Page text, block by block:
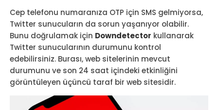
Cep telefonu numaranıza OTP için SMS gelmiyorsa,
Twitter sunucuların da sorun yaşanıyor olabilir.
Bunu doğrulamak için Downdetector kullanarak
Twitter sunucularının durumunu kontrol
edebilirsiniz. Burası, web sitelerinin mevcut
durumunu ve son 24 saat içindeki etkinliğini
görüntüleyen üçüncü taraf bir web sitesidir.